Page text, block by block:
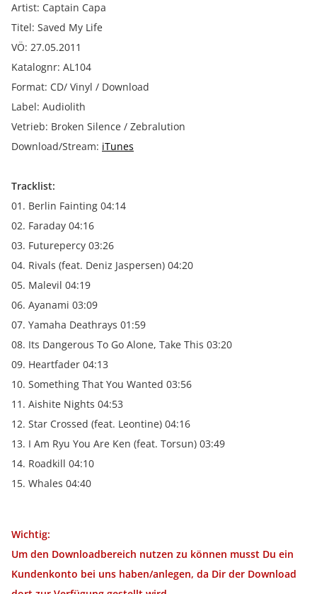
Artist: Captain Capa
Titel: Saved My Life
VÖ: 27.05.2011
Katalognr: AL104
Format: CD/ Vinyl / Download
Label: Audiolith
Vetrieb: Broken Silence / Zebralution
Download/Stream: iTunes
Tracklist:
01. Berlin Fainting 04:14
02. Faraday 04:16
03. Futurepercy 03:26
04. Rivals (feat. Deniz Jaspersen) 04:20
05. Malevil 04:19
06. Ayanami 03:09
07. Yamaha Deathrays 01:59
08. Its Dangerous To Go Alone, Take This 03:20
09. Heartfader 04:13
10. Something That You Wanted 03:56
11. Aishite Nights 04:53
12. Star Crossed (feat. Leontine) 04:16
13. I Am Ryu You Are Ken (feat. Torsun) 03:49
14. Roadkill 04:10
15. Whales 04:40
Wichtig:
Um den Downloadbereich nutzen zu können musst Du ein
Kundenkonto bei uns haben/anlegen, da Dir der Download